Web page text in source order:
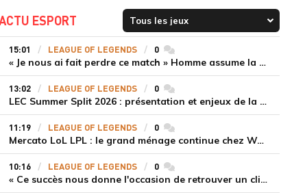
ESPORT
15:01 LEAGUE OF LEGENDS 0commentaires
« Je nous ai fait perdre ce match » Homme assume la responsabilité de la défaite de HLE face à Gen.G
13:02 LEAGUE OF LEGENDS 0commentaires
LEC Summer Split 2026 : présentation et enjeux de la troisième semaine de compétition
11:19 LEAGUE OF LEGENDS 0commentaires
Mercato LoL LPL : le grand ménage continue chez Weibo Gaming, Jiejie quitte le navire au profit de Xiaohao
10:16 LEAGUE OF LEGENDS 0commentaires
« Ce succès nous donne l'occasion de retrouver un climat beaucoup plus positif » Ryu et Canyon soulagés après la victoire de Gen.G sur HLE